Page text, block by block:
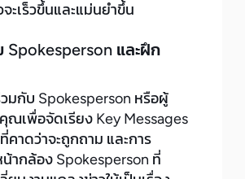
ะเร็วขึ้นและแม่นยำขึ้น
Spokesperson และฝึก
วมกับ Spokesperson หรือผู้
ณเพื่อจัดเรียง Key Messages
คาดว่าจะถูกถาม และการ
ากล้อง Spokesperson ที่